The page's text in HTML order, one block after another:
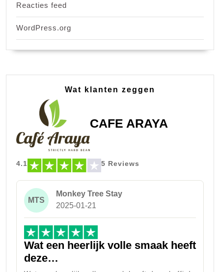
Reacties feed
WordPress.org
Wat klanten zeggen
CAFE ARAYA
4.1 5 Reviews
MTS
Monkey Tree Stay
2025-01-21
Wat een heerlijk volle smaak heeft
deze…